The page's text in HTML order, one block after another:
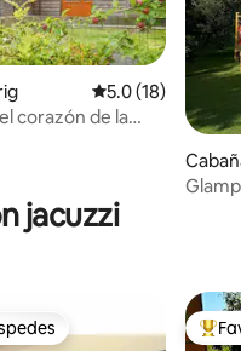
evaluacionesCalificación
5.0 (18)
corazón de la
jacuzzi
entre huéspedes De